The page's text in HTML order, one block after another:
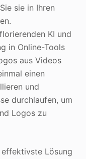
sie in Ihren
KI und
in Online-Tools
aus Videos
einen
und
durchlaufen, um
Logos zu
Lösung